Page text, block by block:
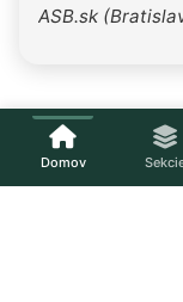
ASB.sk
Domov